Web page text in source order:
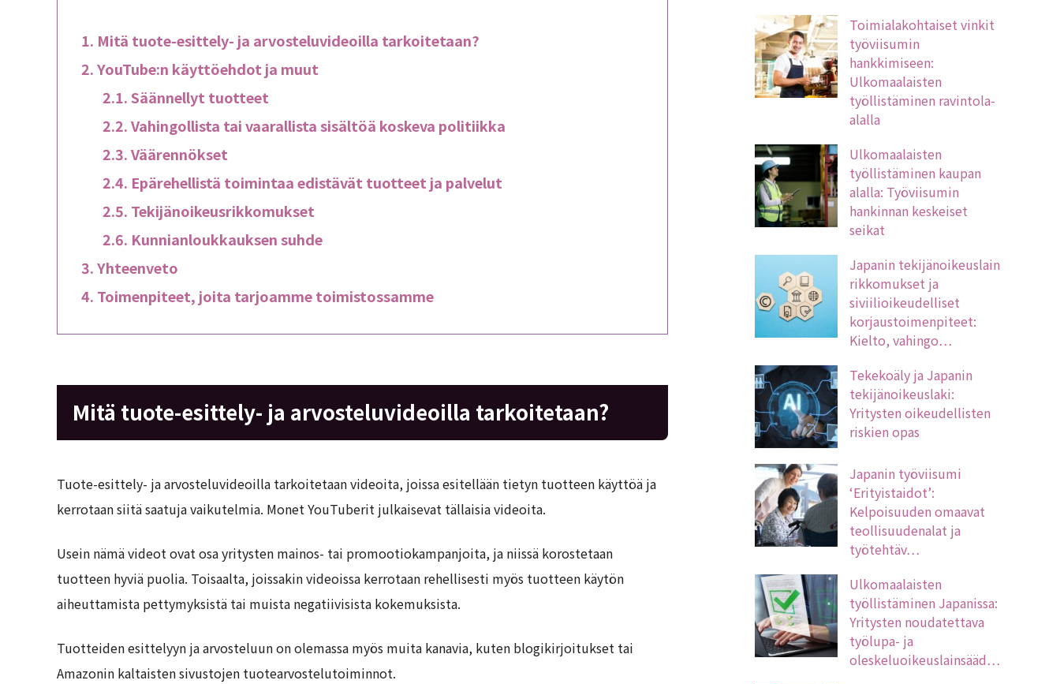
Mitä tuote-esittely- ja arvosteluvideoilla tarkoitetaan?
YouTube:n käyttöehdot ja muut
Säännellyt tuotteet
Vahingollista tai vaarallista sisältöä koskeva politiikka
Väärennökset
Epärehellistä toimintaa edistävät tuotteet ja palvelut
Tekijänoikeusrikkomukset
Kunnianloukkauksen suhde
Yhteenveto
Toimenpiteet, joita tarjoamme toimistossamme
Mitä tuote-esittely- ja arvosteluvideoilla tarkoitetaan?
Tuote-esittely- ja arvosteluvideoilla tarkoitetaan videoita, joissa esitellään tietyn tuotteen käyttöä ja
kerrotaan siitä saatuja vaikutelmia. Monet YouTuberit julkaisevat tällaisia videoita.
Usein nämä videot ovat osa yritysten mainos- tai promootiokampanjoita, ja niissä korostetaan
tuotteen hyviä puolia. Toisaalta, joissakin videoissa kerrotaan rehellisesti myös tuotteen käytön
aiheuttamista pettymyksistä tai muista negatiivisista kokemuksista.
Tuotteiden esittelyyn ja arvosteluun on olemassa myös muita kanavia, kuten blogikirjoitukset tai
Amazonin kaltaisten sivustojen tuotearvostelutoiminnot.
Toimialakohtaiset vinkit
työviisumin
hankkimiseen:
Ulkomaalaisten
työllistäminen ravintola-
alalla
Ulkomaalaisten
työllistäminen kaupan
alalla: Työviisumin
hankinnan keskeiset
seikat
Japanin tekijänoikeuslain
rikkomukset ja
siviilioikeudelliset
korjaustoimenpiteet:
Kielto, vahingo…
Tekekoäly ja Japanin
tekijänoikeuslaki:
Yritysten oikeudellisten
riskien opas
Japanin työviisumi
‘Erityistaidot’:
Kelpoisuuden omaavat
teollisuudenalat ja
työtehtäv…
Ulkomaalaisten
työllistäminen Japanissa:
Yritysten noudatettava
työlupa- ja
oleskeluoikeuslainsääd…